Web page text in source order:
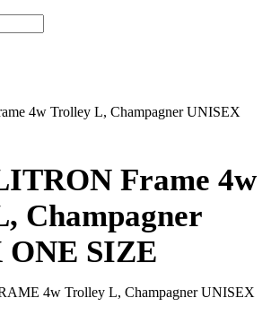
4w Trolley L, Champagner UNISEX
Frame 4w
Champagner
ONE SIZE
4w Trolley L, Champagner UNISEX